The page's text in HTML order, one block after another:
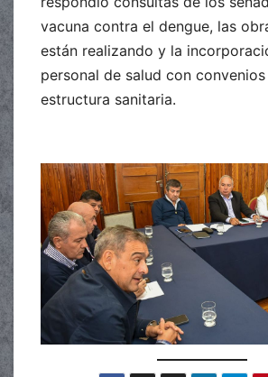
vacuna contra el dengue, las
están realizando y la
personal de salud con
estructura sanitaria.